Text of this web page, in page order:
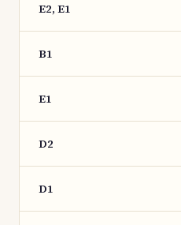
E2, E1
B1
E1
D2
D1